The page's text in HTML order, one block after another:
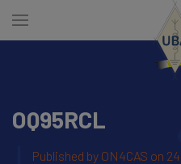
ENGLISH
Recherche
OQ95RCL
Published by ON4CAS on